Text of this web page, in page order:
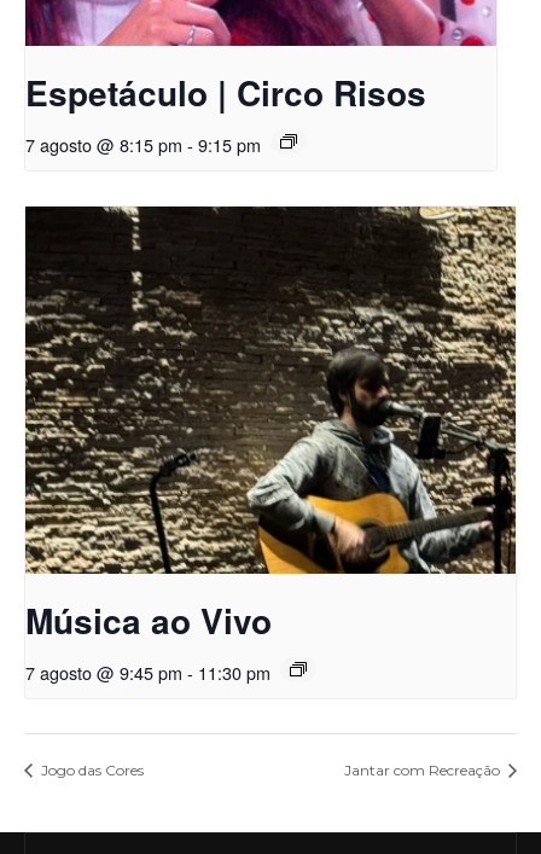
Espetáculo | Circo Risos
7 agosto @ 8:15 pm - 9:15 pm
Música ao Vivo
7 agosto @ 9:45 pm - 11:30 pm
Jogo das Cores Jantar com Recreação